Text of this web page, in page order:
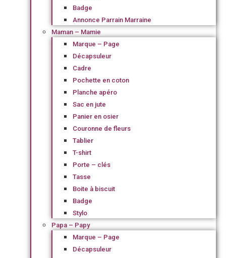
Badge
Annonce Parrain Marraine
Maman – Mamie
Marque – Page
Décapsuleur
Cadre
Pochette en coton
Planche apéro
Sac en jute
Panier en osier
Couronne de fleurs
Tablier
T-shirt
Porte – clés
Tasse
Boite à biscuit
Badge
Stylo
Papa – Papy
Marque – Page
Décapsuleur